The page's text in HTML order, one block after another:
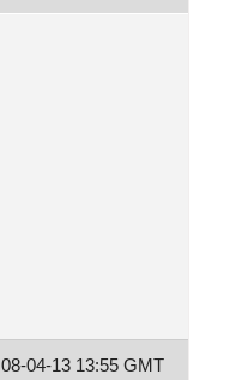
08-04-13 13:55 GMT